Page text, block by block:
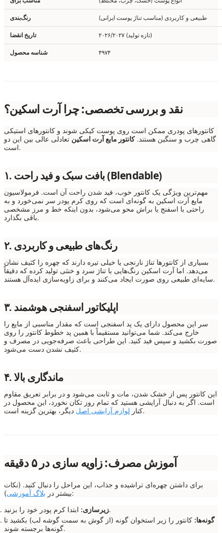
رنگ‌بندی طبیعی و کاربردی (مناسب تناژ پوست ایرانی)
تاریخ انقضا ۲۰۲۶/۲۰۲۷ (تازه تولید)
شناسه محصول ۴۹۷۴
نقد و بررسی تخصصی: چرا آرت اسکین؟
کانتورهای پودری ممکن است روی پوست کیکی شوند و کانتورهای استیکی
گاهی چرب و سنگین هستند. کانتور مایع آرت اسکین تعادلی عالی بین این دو
است.
۱. بافت سبک و فید راحت (Blendable)
مهم‌ترین ویژگی یک کانتور خوب، فید شدن راحت آن است. فرمولاسیون
مایع آرت اسکین به گونه‌ای است که روی کرم پودر سر نمی‌خورد و به
راحتی با اسفنج یا براش محو می‌شود، بدون اینکه خط و مرز مشخصی
باقی بگذارد.
۲. رنگ‌های طبیعی و کاربردی
بسیاری از کانتورها تناژ نارنجی یا خیلی تیره دارند که چهره را کثیف نشان
می‌دهد. اما آرت اسکین رنگ‌هایی با تناژ سرد و خنثی تولید کرده که دقیقاً
سایه‌ای طبیعی روی صورت ایجاد می‌کنند و برای زاویه‌سازی ایده‌آل هستند.
۳. اپلیکاتور اسفنجی هوشمند
سر این محصول دارای یک پد اسفنجی است که مقدار مناسبی از مایع را
خارج می‌کند. شما می‌توانید مستقیماً با همین پد خطوط کانتور را روی
صورت بکشید و سپس فید کنید. این طراحی باعث صرفه‌جویی در مصرف و
کثیف نشدن دست می‌شود.
۴. ماندگاری بالا
این کانتور پس از خشک شدن، مات و ثابت می‌شود و در برابر تعریق مقاوم
است. اگر به دنبال آرایشی هستید که تمام روز تکان نخورد، این محصول در
کنار لوازم آرایشی اصل دیگر، بهترین گزینه است.
آموزش مصرف: زاویه سازی در ۵ دقیقه
برای داشتن چهره‌ای تراشیده و جذاب، این مراحل را دنبال کنید. (نکات
بیشتر در بلاگ آموزشی
):
زیرسازی:ابتدا کرم پودر خود را بزنید.
گونه‌ها: کانتور را زیر استخوان گونه (از گوش به سمت گوشه لب) بکشید تا
گونه‌ها برجسته شوند.